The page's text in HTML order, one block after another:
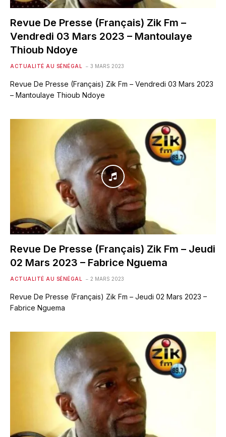
Revue De Presse (Français) Zik Fm –
Vendredi 03 Mars 2023 – Mantoulaye
Thioub Ndoye
ACTUALITÉ AU SÉNÉGAL 3 MARS 2023
Revue De Presse (Français) Zik Fm – Vendredi 03 Mars 2023
– Mantoulaye Thioub Ndoye
Revue De Presse (Français) Zik Fm – Jeudi
02 Mars 2023 – Fabrice Nguema
ACTUALITÉ AU SÉNÉGAL 2 MARS 2023
Revue De Presse (Français) Zik Fm – Jeudi 02 Mars 2023 –
Fabrice Nguema